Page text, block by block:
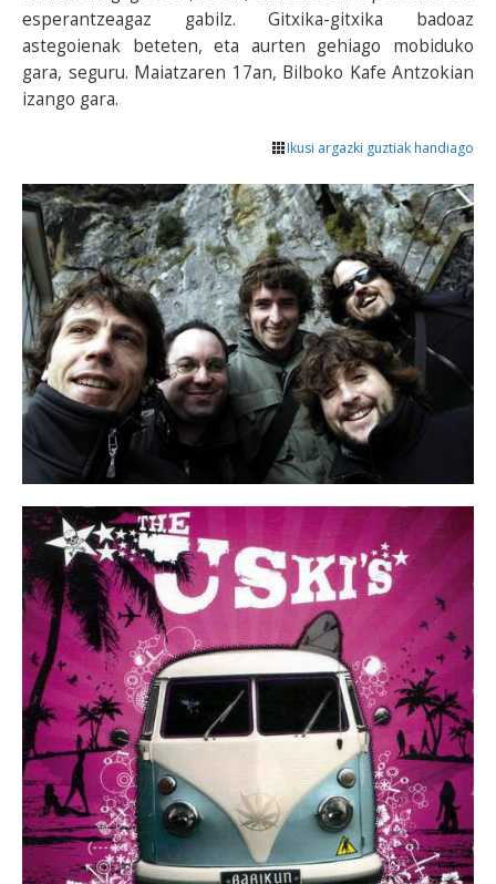
esperantzeagaz gabilz. Gitxika-gitxika badoaz
astegoienak beteten, eta aurten gehiago mobiduko
gara, seguru. Maiatzaren 17an, Bilboko Kafe Antzokian
izango gara.
Ikusi argazki guztiak handiago